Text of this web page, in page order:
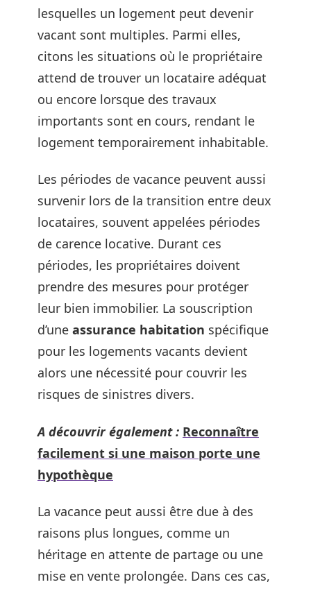
lesquelles un logement peut devenir
vacant sont multiples. Parmi elles,
citons les situations où le propriétaire
attend de trouver un locataire adéquat
ou encore lorsque des travaux
importants sont en cours, rendant le
logement temporairement inhabitable.
Les périodes de vacance peuvent aussi
survenir lors de la transition entre deux
locataires, souvent appelées périodes
de carence locative. Durant ces
périodes, les propriétaires doivent
prendre des mesures pour protéger
leur bien immobilier. La souscription
d’une assurance habitation spécifique
pour les logements vacants devient
alors une nécessité pour couvrir les
risques de sinistres divers.
A découvrir également : Reconnaître
facilement si une maison porte une
hypothèque
La vacance peut aussi être due à des
raisons plus longues, comme un
héritage en attente de partage ou une
mise en vente prolongée. Dans ces cas,